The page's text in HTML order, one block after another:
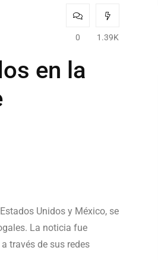
0 1.39K
en la
Unidos y México, se
La noticia fue
través de sus redes